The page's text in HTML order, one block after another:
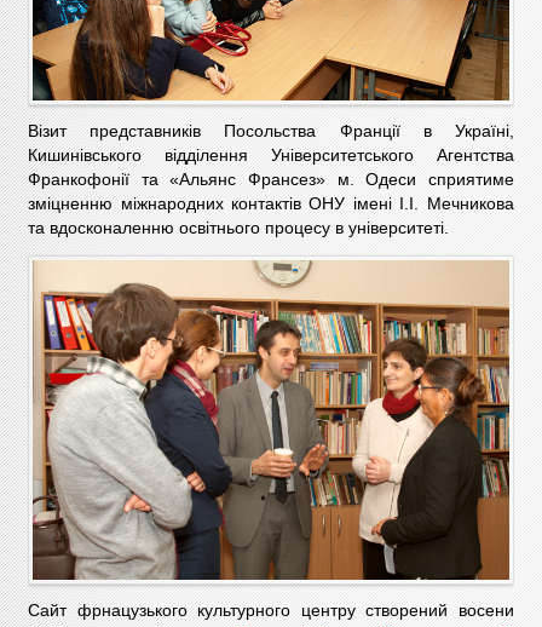
Візит представників Посольства Франції в Україні,
Кишинівського відділення Університетського Агентства
Франкофонії та «Альянс Франсез» м. Одеси сприятиме
зміцненню міжнародних контактів ОНУ імені І.І. Мечникова
та вдосконаленню освітнього процесу в університеті.
Сайт фрнацузького культурного центру створений восени